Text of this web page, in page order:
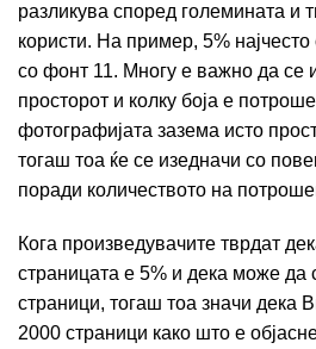
разликува според големината и
користи. На пример, 5%
со фонт 11. Многу е важно да се
просторот и колку боја е
фотографијата зазема исто
тогаш тоа ќе се изедначи со
поради количеството на
Кога произведувачите тврдат
страницата е 5% и дека може да
страници, тогаш тоа значи дека
2000 страници како што е